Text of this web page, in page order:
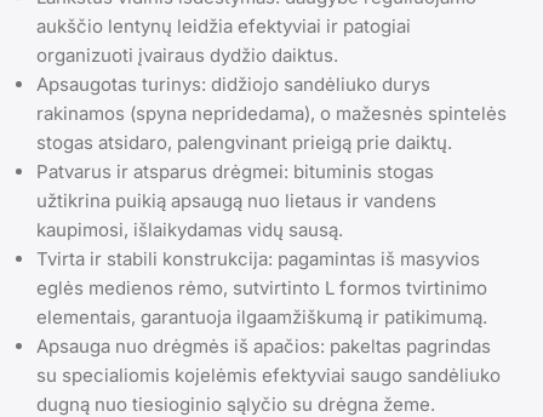
aukščio lentynų leidžia efektyviai ir patogiai
organizuoti įvairaus dydžio daiktus.
Apsaugotas turinys: didžiojo sandėliuko durys
rakinamos (spyna nepridedama), o mažesnės spintelės
stogas atsidaro, palengvinant prieigą prie daiktų.
Patvarus ir atsparus drėgmei: bituminis stogas
užtikrina puikią apsaugą nuo lietaus ir vandens
kaupimosi, išlaikydamas vidų sausą.
Tvirta ir stabili konstrukcija: pagamintas iš masyvios
eglės medienos rėmo, sutvirtinto L formos tvirtinimo
elementais, garantuoja ilgaamžiškumą ir patikimumą.
Apsauga nuo drėgmės iš apačios: pakeltas pagrindas
su specialiomis kojelėmis efektyviai saugo sandėliuko
dugną nuo tiesioginio sąlyčio su drėgna žeme.